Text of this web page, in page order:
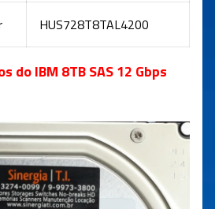
HUS728T8TAL4200
do IBM 8TB SAS 12 Gbps